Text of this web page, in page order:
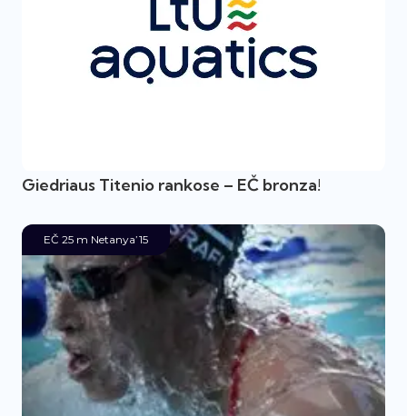
Giedriaus Titenio rankose – EČ bronza!
EČ 25 m Netanya’15